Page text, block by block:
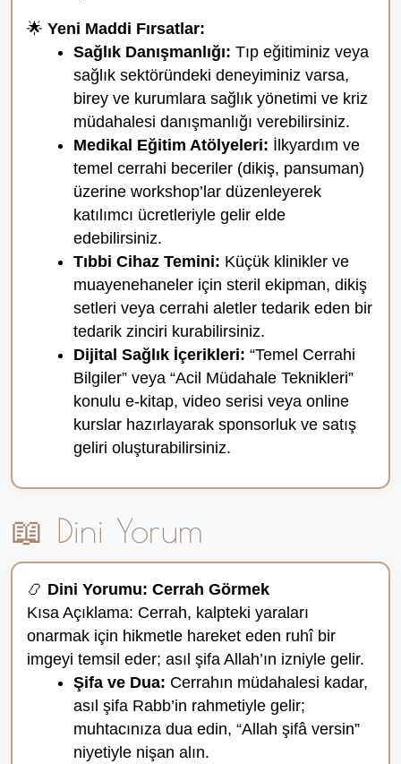
🌟 Yeni Maddi Fırsatlar:
Sağlık Danışmanlığı: Tıp eğitiminiz veya
sağlık sektöründeki deneyiminiz varsa,
birey ve kurumlara sağlık yönetimi ve kriz
müdahalesi danışmanlığı verebilirsiniz.
Medikal Eğitim Atölyeleri: İlkyardım ve
temel cerrahi beceriler (dikiş, pansuman)
üzerine workshop’lar düzenleyerek
katılımcı ücretleriyle gelir elde
edebilirsiniz.
Tıbbi Cihaz Temini: Küçük klinikler ve
muayenehaneler için steril ekipman, dikiş
setleri veya cerrahi aletler tedarik eden bir
tedarik zinciri kurabilirsiniz.
Dijital Sağlık İçerikleri: “Temel Cerrahi
Bilgiler” veya “Acil Müdahale Teknikleri”
konulu e-kitap, video serisi veya online
kurslar hazırlayarak sponsorluk ve satış
geliri oluşturabilirsiniz.
📖 Dini Yorum
📿 Dini Yorumu: Cerrah Görmek
Kısa Açıklama: Cerrah, kalpteki yaraları
onarmak için hikmetle hareket eden ruhî bir
imgeyi temsil eder; asıl şifa Allah’ın izniyle gelir.
Şifa ve Dua: Cerrahın müdahalesi kadar,
asıl şifa Rabb’in rahmetiyle gelir;
muhtacınıza dua edin, “Allah şifâ versin”
niyetiyle nişan alın.